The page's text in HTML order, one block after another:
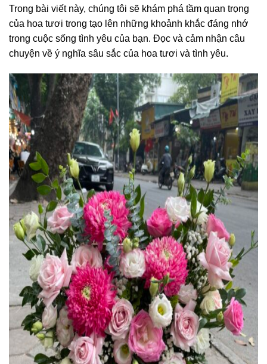
Trong bài viết này, chúng tôi sẽ khám phá tầm quan trọng
của hoa tươi trong tạo lên những khoảnh khắc đáng nhớ
trong cuộc sống tình yêu của bạn. Đọc và cảm nhận câu
chuyện về ý nghĩa sâu sắc của hoa tươi và tình yêu.